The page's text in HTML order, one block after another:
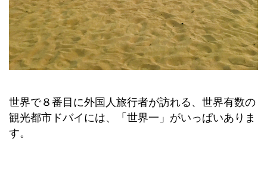
世界で８番目に外国人旅行者が訪れる、世界有数の
観光都市ドバイには、「世界一」がいっぱいありま
す。